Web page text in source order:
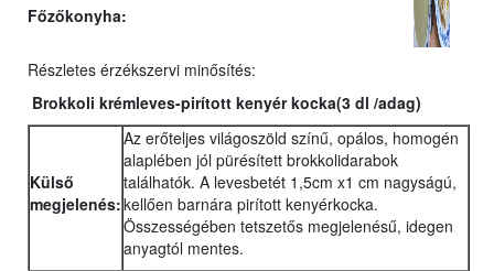
Főzőkonyha:
Részletes érzékszervi minősítés:
Brokkoli krémleves-pirított kenyér kocka(3 dl /adag)
Külső
megjelenés:
Az erőteljes világoszöld színű, opálos, homogén
alaplében jól pürésített brokkolidarabok
találhatók. A levesbetét 1,5cm x1 cm nagyságú,
kellően barnára pirított kenyérkocka.
Összességében tetszetős megjelenésű, idegen
anyagtól mentes.